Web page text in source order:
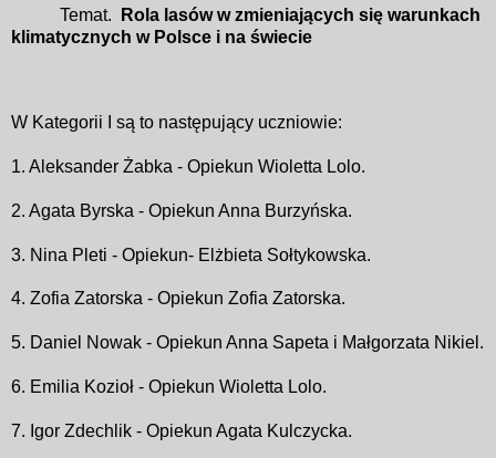
Temat.
Rola lasów w zmieniających się warunkach
klimatycznych w Polsce i na świecie
W Kategorii I są to następujący uczniowie:
1. Aleksander Żabka - Opiekun Wioletta Lolo.
2. Agata Byrska - Opiekun Anna Burzyńska.
3. Nina Pleti - Opiekun- Elżbieta Sołtykowska.
4. Zofia Zatorska - Opiekun Zofia Zatorska.
5. Daniel Nowak - Opiekun Anna Sapeta i Małgorzata Nikiel.
6. Emilia Kozioł - Opiekun Wioletta Lolo.
7. Igor Zdechlik - Opiekun Agata Kulczycka.